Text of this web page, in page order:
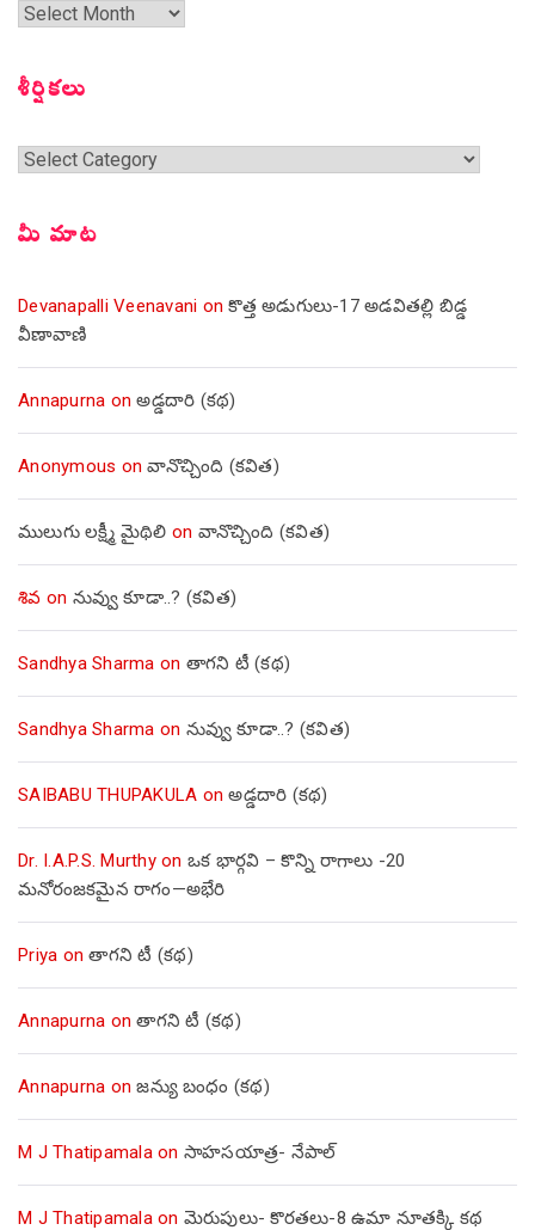
గత
శీర్షికలు
శీర్షికలు
మీ మాట
Devanapalli Veenavani onకొత్త అడుగులు-17 అడవితల్లి బిడ్డ
వీణావాణి
Annapurna onఅడ్డదారి (కథ)
Anonymous onవానొచ్చింది (కవిత)
ములుగు లక్ష్మీ మైథిలి on వానొచ్చింది (కవిత)
శివ on నువ్వు కూడా..? (కవిత)
Sandhya Sharma on తాగని టీ (కథ)
Sandhya Sharma on నువ్వు కూడా..? (కవిత)
SAIBABU THUPAKULA onఅడ్డదారి (కథ)
Dr. I.A.P.S. Murthyon ఒక భార్గవి – కొన్ని రాగాలు -20
మనోరంజకమైన రాగం—అభేరి
Priya onతాగని టీ (కథ)
Annapurna onతాగని టీ (కథ)
Annapurna onజన్యు బంధం (కథ)
M J Thatipamalaon సాహసయాత్ర- నేపాల్‌
M J Thatipamalaon మెరుపులు- కొరతలు-8 ఉమా నూతక్కి కథ